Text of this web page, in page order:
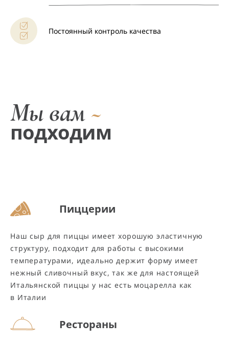
Постоянный контроль качества
Мы вам ~
подходим
Пиццерии
Наш сыр для пиццы имеет хорошую эластичную
структуру, подходит для работы с высокими
температурами, идеально держит форму имеет
нежный сливочный вкус, так же для настоящей
Итальянской пиццы у нас есть моцарелла как
в Италии
Рестораны